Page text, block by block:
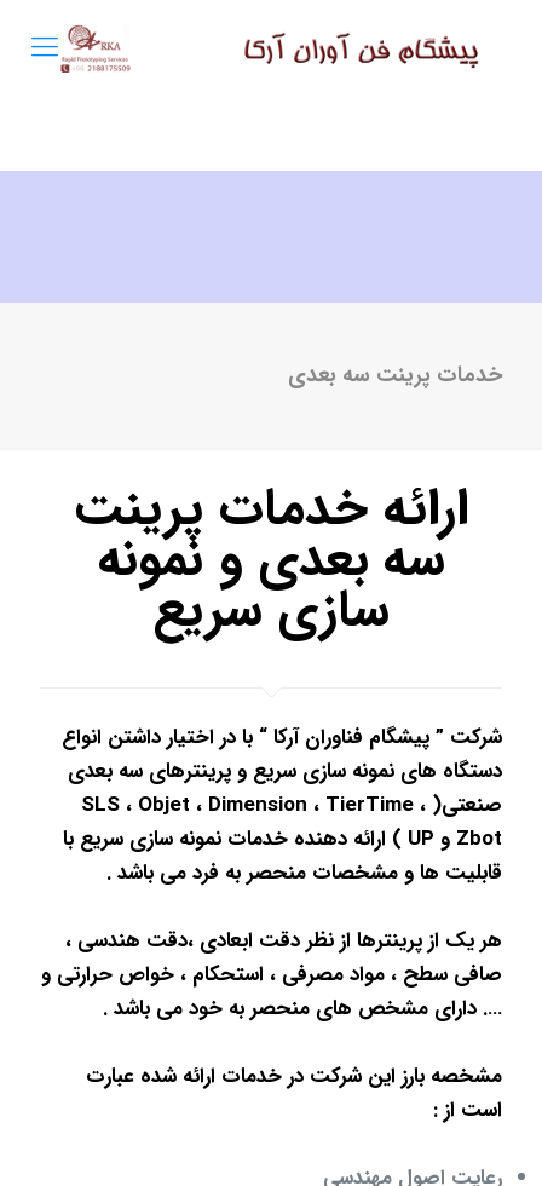
خدمات پرینت سه بعدی
ارائه خدمات پرینت
سه بعدی و نمونه
سازی سریع
شرکت ” پیشگام فناوران آرکا “ با در اختیار داشتن انواع
دستگاه های نمونه سازی سریع و پرینترهای سه بعدی
صنعتی( SLS ، Objet ، Dimension ، TierTime ،
Zbot و UP ) ارائه دهنده خدمات نمونه سازی سریع با
قابليت ها و مشخصات منحصر به فرد می باشد .
هر یک از پرینترها از نظر دقت ابعادی ،دقت هندسی ،
صافی سطح ، مواد مصرفی ، استحکام ، خواص حرارتی و
…. دارای مشخص های منحصر به خود می باشد .
مشخصه بارز این شرکت در خدمات ارائه شده عبارت
است از :
رعایت اصول مهندسی